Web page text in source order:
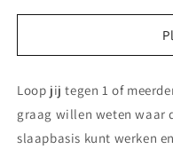
voor
XL
voor
XL
Loop jij tegen 1 of
graag willen weten waar
slaapbasis kunt werken